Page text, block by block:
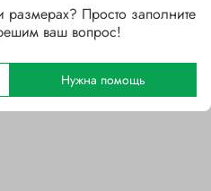
размерах? Просто заполните
ваш вопрос!
Нужна помощь